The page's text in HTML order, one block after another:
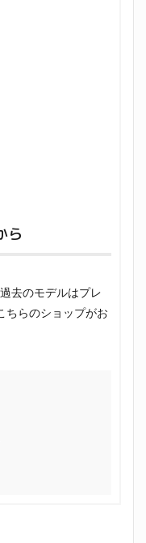
ら
去のモデルはプレ
ちらのショップがお